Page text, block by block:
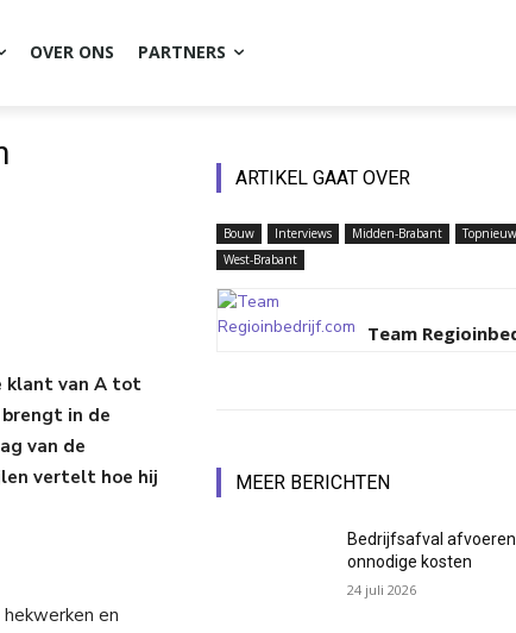
OVER ONS PARTNERS
klant van A tot
in de
van de
vertelt hoe hij
en
ARTIKEL GAAT OVER
Bouw Interviews Midden-Brabant
West-Brabant
Team
MEER BERICHTEN
Bedrijfsafval
onnodige kosten
24 juli 2026